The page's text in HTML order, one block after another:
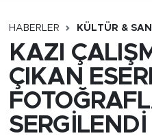
HABERLER KÜLTÜR &
KAZI
ÇIKAN
SERGİLENDİ
Sağlık & Çevre
Spor
Siyaset
Yerel Haber
Düzce Namaz
Düzce Trafik
Süper Lig Puan
Tüm Manşetler